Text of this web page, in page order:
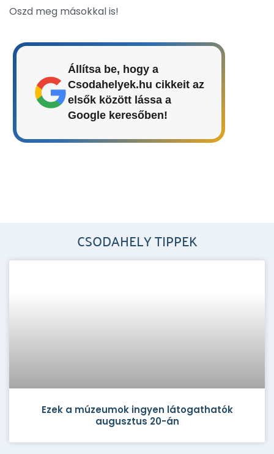
Oszd meg másokkal is!
Állítsa be, hogy a
Csodahelyek.hu cikkeit az
elsők között lássa a
Google keresőben!
CSODAHELY TIPPEK
Ezek a múzeumok ingyen látogathatók
augusztus 20-án